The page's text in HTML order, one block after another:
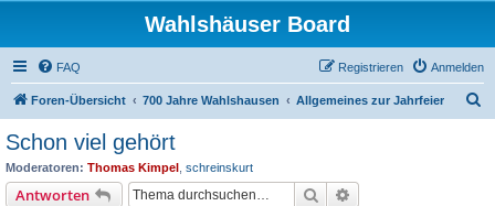
Wahlshäuser Board
FAQ Anmelden
Registrieren
Foren-Übersicht 700 Jahre Wahlshausen Allgemeines zur Jahrfeier
Schon viel gehört
Moderatoren: Thomas Kimpel schreinskurt
Antworten Suche